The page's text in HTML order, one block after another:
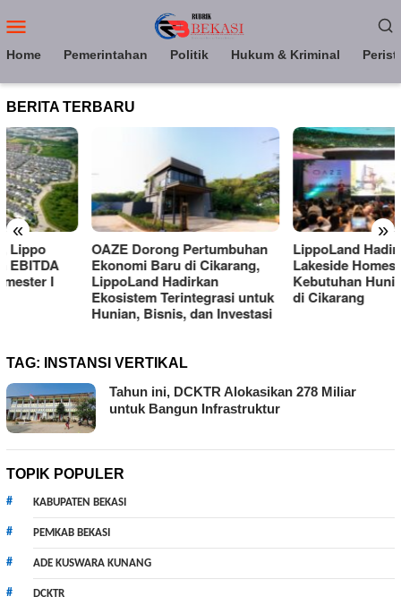
ke
Mobile
Home Pemerintahan Politik Hukum & Kriminal
BERITA TERBARU
« »
OAZE Dorong Pertumbuhan
Ekonomi Baru di Cikarang,
LippoLand Hadirkan
Ekosistem Terintegrasi untuk
Hunian, Bisnis, dan Investasi
LippoLand Hadirkan OAZE
Lakeside Homes, Bidik
Kebutuhan Hunian Premium
di Cikarang
TAG:
INSTANSI VERTIKAL
Tahun ini, DCKTR Alokasikan 278 Miliar
untuk Bangun Infrastruktur
TOPIK POPULER
KABUPATEN BEKASI
PEMKAB BEKASI
ADE KUSWARA KUNANG
DCKTR